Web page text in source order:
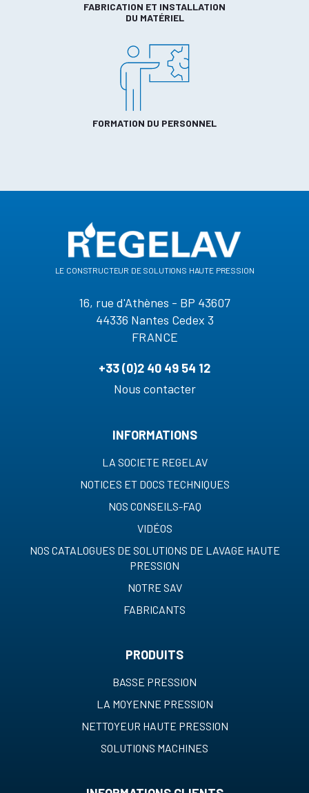
FABRICATION ET INSTALLATION
DU MATÉRIEL
FORMATION DU PERSONNEL
le constructeur de solutions haute pression
16, rue d'Athènes - BP 43607
44336 Nantes Cedex 3
FRANCE
+33 (0)2 40 49 54 12
Nous contacter
INFORMATIONS
LA SOCIETE REGELAV
NOTICES ET DOCS TECHNIQUES
NOS CONSEILS-FAQ
VIDÉOS
NOS CATALOGUES DE SOLUTIONS DE LAVAGE HAUTE
PRESSION
NOTRE SAV
FABRICANTS
PRODUITS
BASSE PRESSION
LA MOYENNE PRESSION
NETTOYEUR HAUTE PRESSION
SOLUTIONS MACHINES